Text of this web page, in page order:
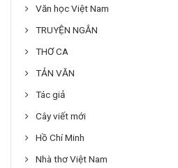
Văn học Việt Nam
TRUYỆN NGẮN
THƠ CA
TẢN VĂN
Tác giả
Cây viết mới
Hồ Chí Minh
Nhà thơ Việt Nam